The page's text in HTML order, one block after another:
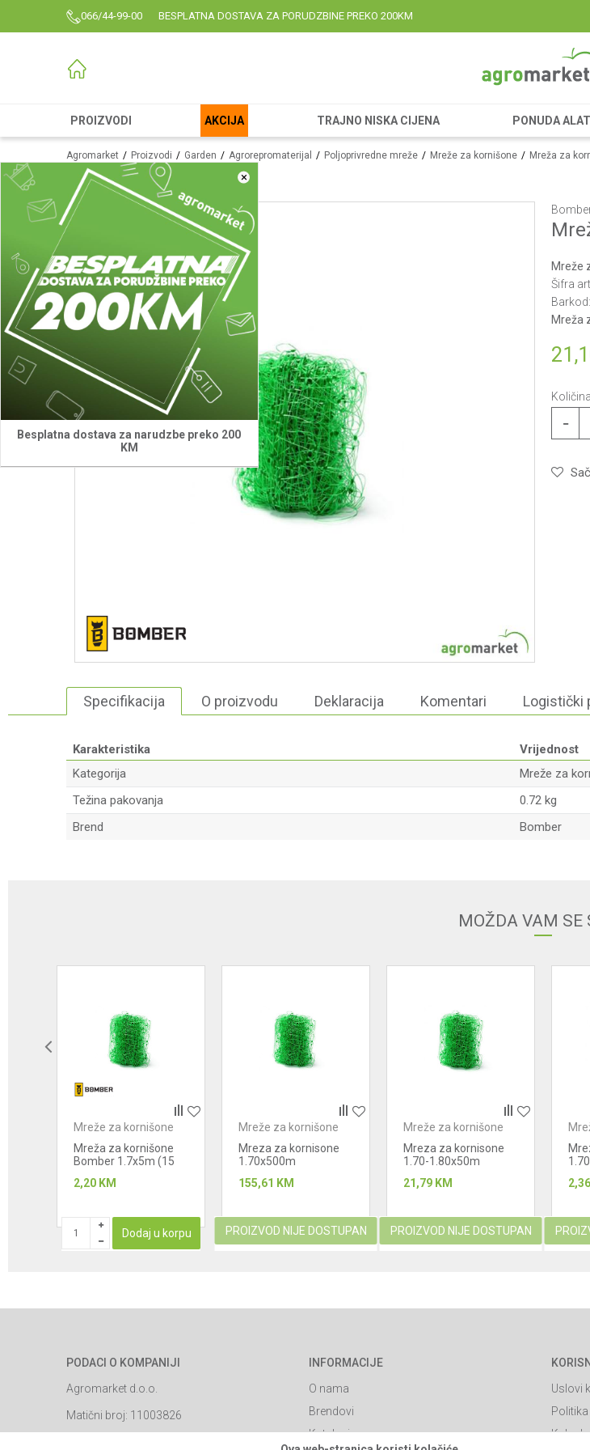
066/44-99-00 BESPLATNA DOSTAVA ZA PORUDZBINE PREKO 200KM
PROIZVODI AKCIJA TRAJNO NISKA CIJENA PONUDA
×
Besplatna dostava za narudzbe preko 200
KM
Agromarket Proizvodi Garden Agrorepromaterijal Poljoprivredne mreže Mreže za kornišone Mreža za
Mreže
Šifra
Barkod:
Mreža
Specifikacija O proizvodu Deklaracija Komentari Logistički
Karakteristika
Vrijednost
Kategorija
Mreže za
Težina pakovanja
0.72 kg
Brend
Bomber
MOŽDA VAM SE
Mreže za kornišone
Mreža za kornišone
Bomber 1.7x5m (15
2,20 KM
Dodaj u korpu
Mreže za kornišone
Mreza za kornisone
1.70x500m
155,61 KM
PROIZVOD NIJE DOSTUPAN
Mreže za kornišone
Mreza za kornisone
1.70-1.80x50m
21,79 KM
PROIZVOD NIJE DOSTUPAN
2,36
PODACI O KOMPANIJI
Agromarket d.o.o.
Matični broj: 11003826
INFORMACIJE
O nama
Brendovi
Katalozi
Uslovi
Kako